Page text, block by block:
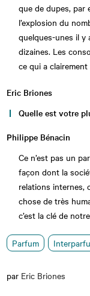
que de dupes, par
l’explosion du
quelques-unes il y
dizaines. Les
ce qui a
Eric Briones
Quelle est votre
Philippe Bénacin
Ce n’est pas un
façon dont la
relations internes,
chose de très
c’est la clé de
Parfum
par Eric Briones